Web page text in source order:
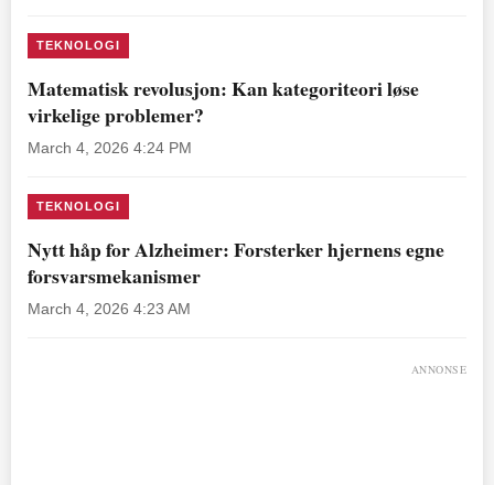
TEKNOLOGI
Matematisk revolusjon: Kan kategoriteori løse
virkelige problemer?
March 4, 2026 4:24 PM
TEKNOLOGI
Nytt håp for Alzheimer: Forsterker hjernens egne
forsvarsmekanismer
March 4, 2026 4:23 AM
ANNONSE